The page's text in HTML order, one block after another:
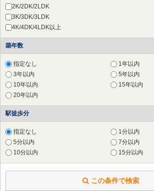
2K/2DK/2LDK
3K/3DK/3LDK
4K/4DK/4LDK以上
築年数
指定なし
1年以内
3年以内
5年以内
10年以内
15年以内
20年以内
駅徒歩分
指定なし
1分以内
5分以内
7分以内
10分以内
15分以内
この条件で検索